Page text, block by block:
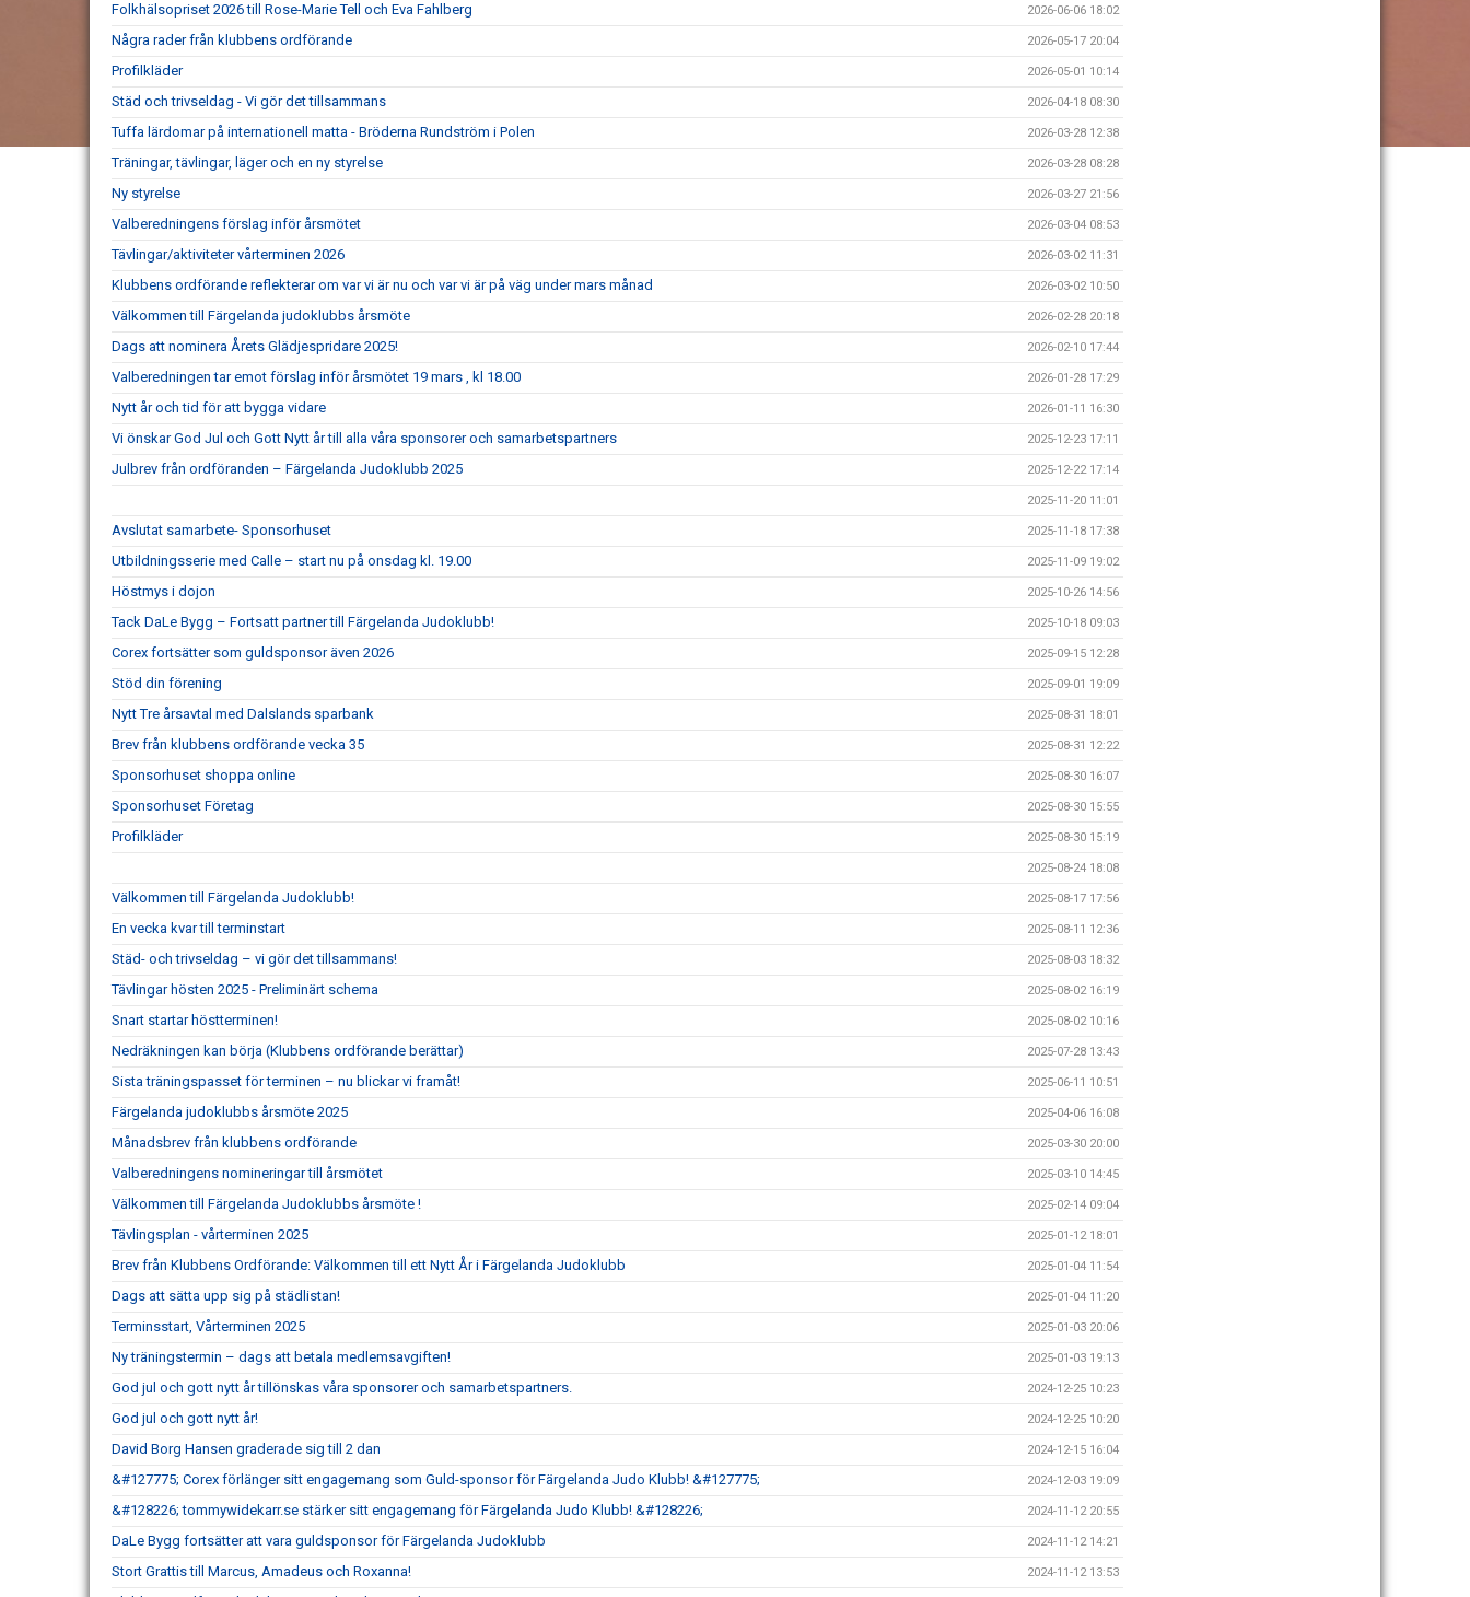
Folkhälsopriset 2026 till Rose-Marie Tell och Eva Fahlberg 2026-06-06 18:02
Några rader från klubbens ordförande 2026-05-17 20:04
Profilkläder 2026-05-01 10:14
Städ och trivseldag - Vi gör det tillsammans 2026-04-18 08:30
Tuffa lärdomar på internationell matta - Bröderna Rundström i Polen 2026-03-28 12:38
Träningar, tävlingar, läger och en ny styrelse 2026-03-28 08:28
Ny styrelse 2026-03-27 21:56
Valberedningens förslag inför årsmötet 2026-03-04 08:53
Tävlingar/aktiviteter vårterminen 2026 2026-03-02 11:31
Klubbens ordförande reflekterar om var vi är nu och var vi är på väg under mars månad 2026-03-02 10:50
Välkommen till Färgelanda judoklubbs årsmöte 2026-02-28 20:18
Dags att nominera Årets Glädjespridare 2025! 2026-02-10 17:44
Valberedningen tar emot förslag inför årsmötet 19 mars , kl 18.00 2026-01-28 17:29
Nytt år och tid för att bygga vidare 2026-01-11 16:30
Vi önskar God Jul och Gott Nytt år till alla våra sponsorer och samarbetspartners 2025-12-23 17:11
Julbrev från ordföranden – Färgelanda Judoklubb 2025 2025-12-22 17:14
2025-11-20 11:01
Avslutat samarbete- Sponsorhuset 2025-11-18 17:38
Utbildningsserie med Calle – start nu på onsdag kl. 19.00 2025-11-09 19:02
Höstmys i dojon 2025-10-26 14:56
Tack DaLe Bygg – Fortsatt partner till Färgelanda Judoklubb! 2025-10-18 09:03
Corex fortsätter som guldsponsor även 2026 2025-09-15 12:28
Stöd din förening 2025-09-01 19:09
Nytt Tre årsavtal med Dalslands sparbank 2025-08-31 18:01
Brev från klubbens ordförande vecka 35 2025-08-31 12:22
Sponsorhuset shoppa online 2025-08-30 16:07
Sponsorhuset Företag 2025-08-30 15:55
Profilkläder 2025-08-30 15:19
2025-08-24 18:08
Välkommen till Färgelanda Judoklubb! 2025-08-17 17:56
En vecka kvar till terminstart 2025-08-11 12:36
Städ- och trivseldag – vi gör det tillsammans! 2025-08-03 18:32
Tävlingar hösten 2025 - Preliminärt schema 2025-08-02 16:19
Snart startar höstterminen! 2025-08-02 10:16
Nedräkningen kan börja (Klubbens ordförande berättar) 2025-07-28 13:43
Sista träningspasset för terminen – nu blickar vi framåt! 2025-06-11 10:51
Färgelanda judoklubbs årsmöte 2025 2025-04-06 16:08
Månadsbrev från klubbens ordförande 2025-03-30 20:00
Valberedningens nomineringar till årsmötet 2025-03-10 14:45
Välkommen till Färgelanda Judoklubbs årsmöte ! 2025-02-14 09:04
Tävlingsplan - vårterminen 2025 2025-01-12 18:01
Brev från Klubbens Ordförande: Välkommen till ett Nytt År i Färgelanda Judoklubb 2025-01-04 11:54
Dags att sätta upp sig på städlistan! 2025-01-04 11:20
Terminsstart, Vårterminen 2025 2025-01-03 20:06
Ny träningstermin – dags att betala medlemsavgiften! 2025-01-03 19:13
God jul och gott nytt år tillönskas våra sponsorer och samarbetspartners. 2024-12-25 10:23
God jul och gott nytt år! 2024-12-25 10:20
David Borg Hansen graderade sig till 2 dan 2024-12-15 16:04
&#127775; Corex förlänger sitt engagemang som Guld-sponsor för Färgelanda Judo Klubb! &#127775; 2024-12-03 19:09
&#128226; tommywidekarr.se stärker sitt engagemang för Färgelanda Judo Klubb! &#128226; 2024-11-12 20:55
DaLe Bygg fortsätter att vara guldsponsor för Färgelanda Judoklubb 2024-11-12 14:21
Stort Grattis till Marcus, Amadeus och Roxanna! 2024-11-12 13:53